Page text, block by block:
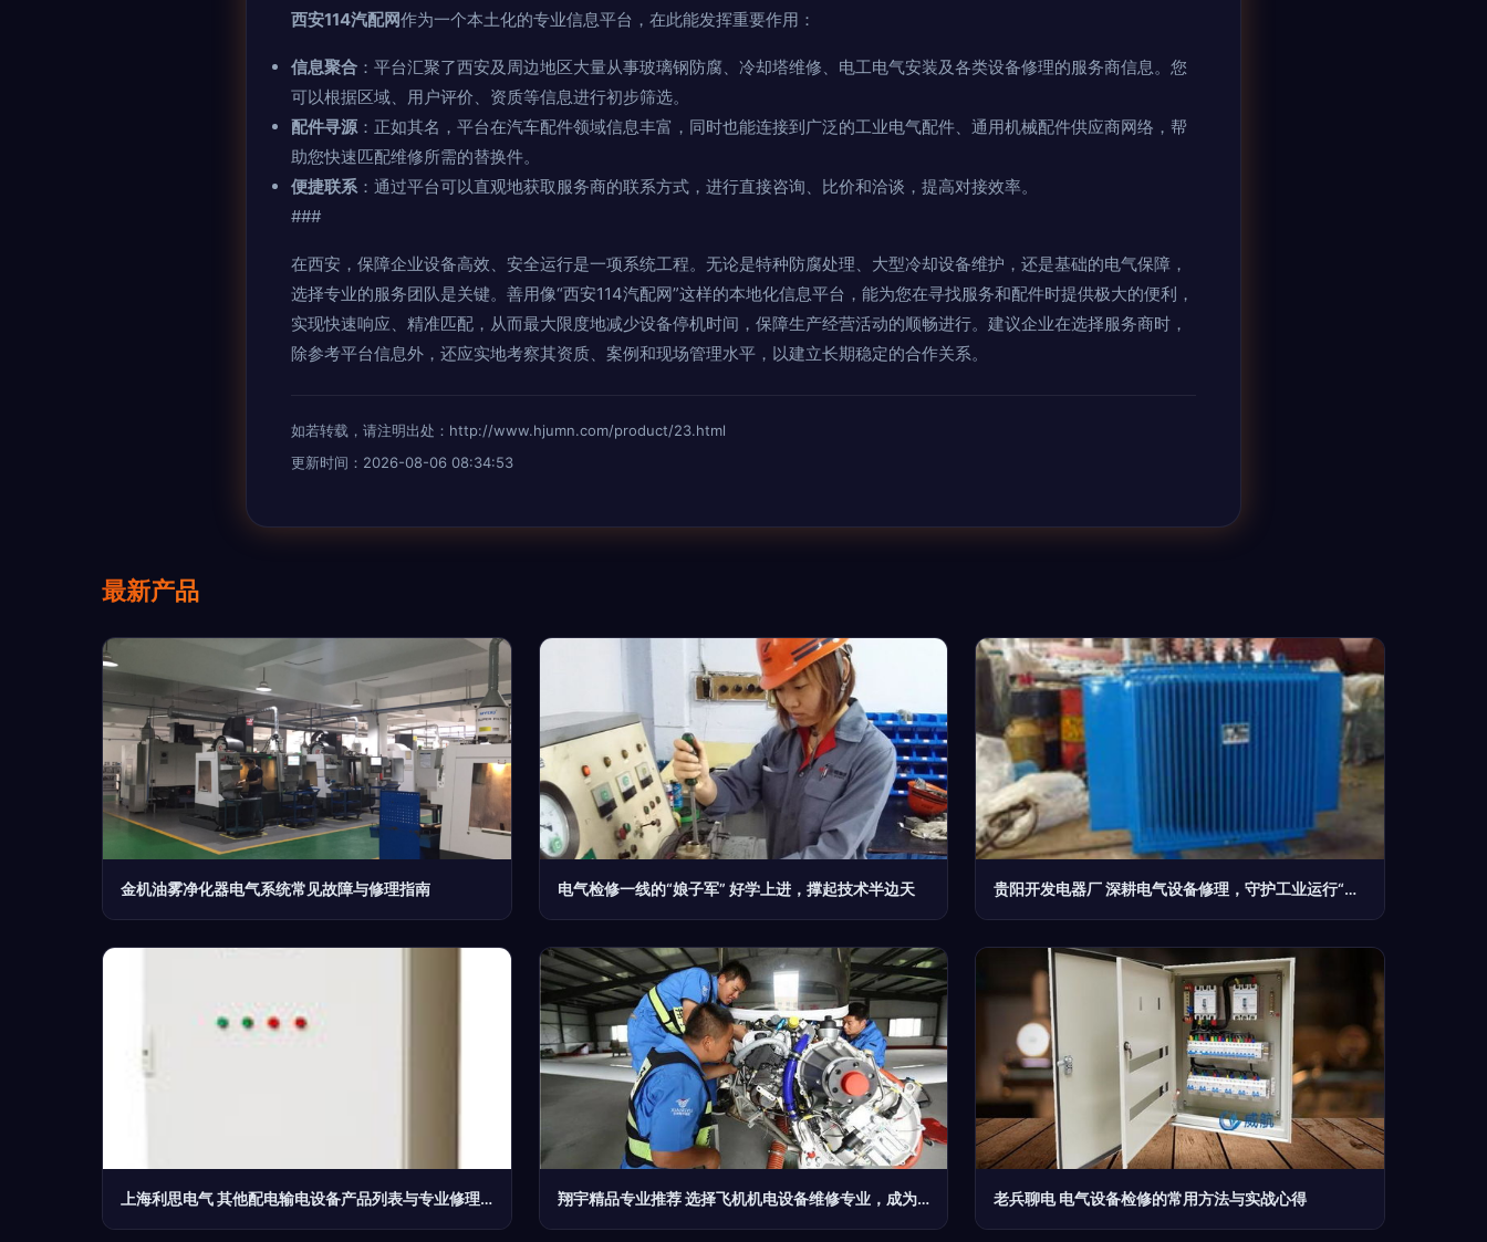
西安114汽配网作为一个本土化的专业信息平台，在此能发挥重要作用：
信息聚合 ：平台汇聚了西安及周边地区大量从事玻璃钢防腐、冷却塔维修、电工电气安装及各类设备修理的服务商信息。您
可以根据区域、用户评价、资质等信息进行初步筛选。
配件寻源：正如其名，平台在汽车配件领域信息丰富，同时也能连接到广泛的工业电气配件、通用机械配件供应商网络，帮
助您快速匹配维修所需的替换件。
便捷联系：通过平台可以直观地获取服务商的联系方式，进行直接咨询、比价和洽谈，提高对接效率。
###
在西安，保障企业设备高效、安全运行是一项系统工程。无论是特种防腐处理、大型冷却设备维护，还是基础的电气保障，
选择专业的服务团队是关键。善用像“西安114汽配网”这样的本地化信息平台，能为您在寻找服务和配件时提供极大的便利，
实现快速响应、精准匹配，从而最大限度地减少设备停机时间，保障生产经营活动的顺畅进行。建议企业在选择服务商时，
除参考平台信息外，还应实地考察其资质、案例和现场管理水平，以建立长期稳定的合作关系。
如若转载，请注明出处：http://www.hjumn.com/product/23.html
更新时间：2026-08-06 08:34:53
最新产品
金机油雾净化器电气系统常见故障与修理指南 电气检修一线的“娘子军” 好学上进，撑起技术半边天 贵阳开发电器厂 深耕电气设备修理，守护工业运行“心脏”
上海利思电气 其他配电输电设备产品列表与专业修理服务 翔宇精品专业推荐 选择飞机机电设备维修专业，成为“飞机医生”，助你走上人生巅峰 老兵聊电 电气设备检修的常用方法与实战心得